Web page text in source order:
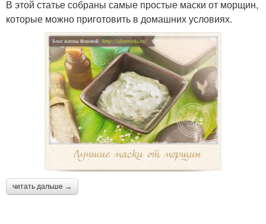
В этой статье собраны самые простые маски от морщин,
которые можно приготовить в домашних условиях.
читать дальше →